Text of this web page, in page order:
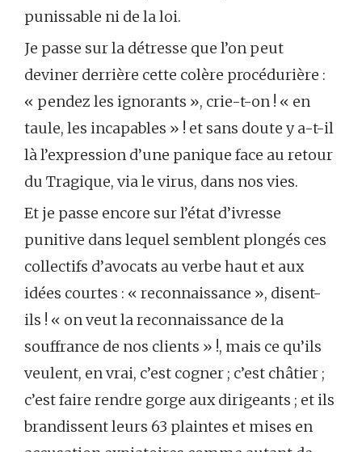
punissable ni de la loi.
Je passe sur la détresse que l’on peut
deviner derrière cette colère procédurière :
« pendez les ignorants », crie-t-on ! « en
taule, les incapables » ! et sans doute y a-t-il
là l’expression d’une panique face au retour
du Tragique, via le virus, dans nos vies.
Et je passe encore sur l’état d’ivresse
punitive dans lequel semblent plongés ces
collectifs d’avocats au verbe haut et aux
idées courtes : « reconnaissance », disent-
ils ! « on veut la reconnaissance de la
souffrance de nos clients » !, mais ce qu’ils
veulent, en vrai, c’est cogner ; c’est châtier ;
c’est faire rendre gorge aux dirigeants ; et ils
brandissent leurs 63 plaintes et mises en